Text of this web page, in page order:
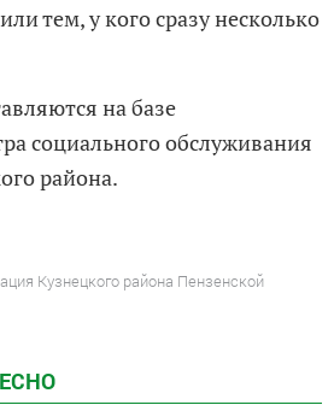
тем, у кого сразу несколько
на базе
социального обслуживания
района.
Кузнецкого района Пензенской